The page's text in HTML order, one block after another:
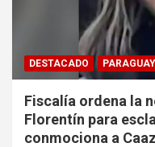
DESTACADO PARAGUAY
Fiscalía ordena la
Florentín para
conmociona a